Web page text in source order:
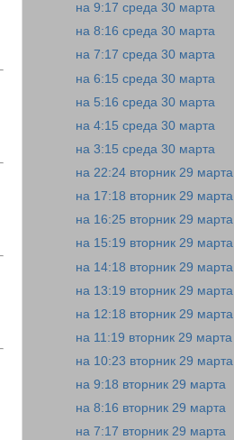
на 9:17 среда 30 марта
на 8:16 среда 30 марта
на 7:17 среда 30 марта
на 6:15 среда 30 марта
на 5:16 среда 30 марта
на 4:15 среда 30 марта
на 3:15 среда 30 марта
на 22:24 вторник 29 марта
на 17:18 вторник 29 марта
на 16:25 вторник 29 марта
на 15:19 вторник 29 марта
на 14:18 вторник 29 марта
на 13:19 вторник 29 марта
на 12:18 вторник 29 марта
на 11:19 вторник 29 марта
на 10:23 вторник 29 марта
на 9:18 вторник 29 марта
на 8:16 вторник 29 марта
на 7:17 вторник 29 марта